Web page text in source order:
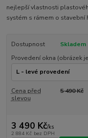
nejlepší vlastnosti
systém s rámem o stavební
Dostupnost
Skladem
Provedení okna (obrázek
Cena před
slevou
5 490 Kč
3 490 Kč/ks
2 884 Kč bez DPH